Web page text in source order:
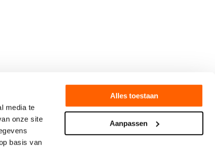
media te
onze site
basis van
Alles toestaan
Aanpassen